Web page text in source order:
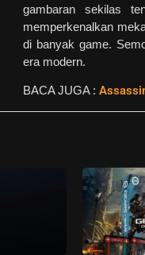
gambaran sekilas
memperkenalkan
di banyak game.
era modern.
BACA JUGA :